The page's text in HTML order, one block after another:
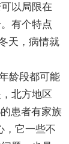
以局限在
有个特点
天，病情就
龄段都可能
北方地区
患者有家族
，它一些不